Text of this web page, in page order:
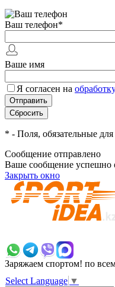
Ваш телефон*
Ваше имя
Я согласен на
* - Поля, обязательные
Сообщение отправлено
Ваше сообщение успешно
Закрыть окно
Заряжаем спортом! по
Select Language ▼